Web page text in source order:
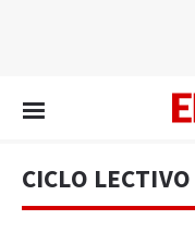
CICLO